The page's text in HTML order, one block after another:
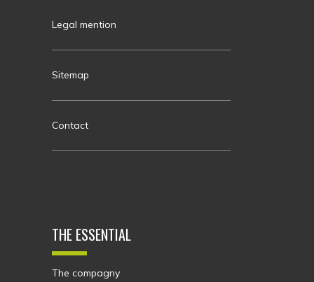
Legal mention
Sitemap
Contact
THE ESSENTIAL
The compagny